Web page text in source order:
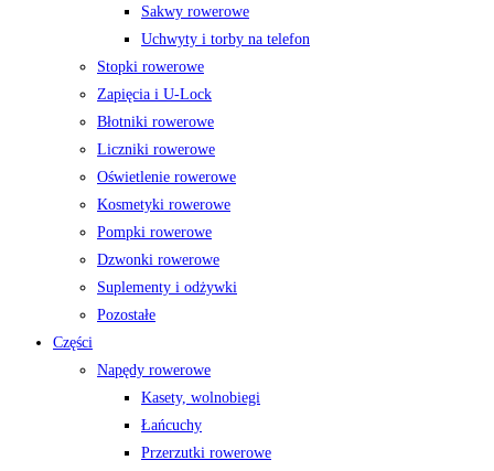
Sakwy rowerowe
Uchwyty i torby na telefon
Stopki rowerowe
Zapięcia i U-Lock
Błotniki rowerowe
Liczniki rowerowe
Oświetlenie rowerowe
Kosmetyki rowerowe
Pompki rowerowe
Dzwonki rowerowe
Suplementy i odżywki
Pozostałe
Części
Napędy rowerowe
Kasety, wolnobiegi
Łańcuchy
Przerzutki rowerowe